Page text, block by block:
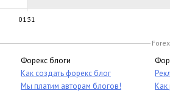
01:31
Форекс блоги
Как создать форекс блог
Мы платим авторам блогов!
Как